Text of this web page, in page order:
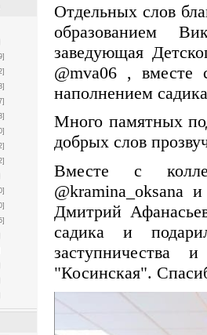
Отдельных слов
образованием
заведующая
@mva06 , вместе
наполнением
Много памятных
добрых слов
Вместе с
@kramina_oksana
Дмитрий
садика и
заступничества
"Косинская".